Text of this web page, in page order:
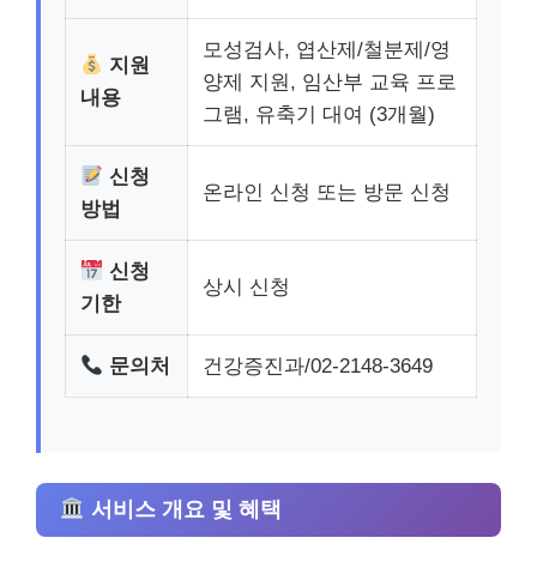
지원
내용
모성검사, 엽산제/철분제/영
양제 지원, 임산부 교육 프로
그램, 유축기 대여 (3개월)
신청
방법
온라인 신청 또는 방문 신청
신청
기한
상시 신청
문의처 건강증진과/02-2148-3649
서비스 개요 및 혜택